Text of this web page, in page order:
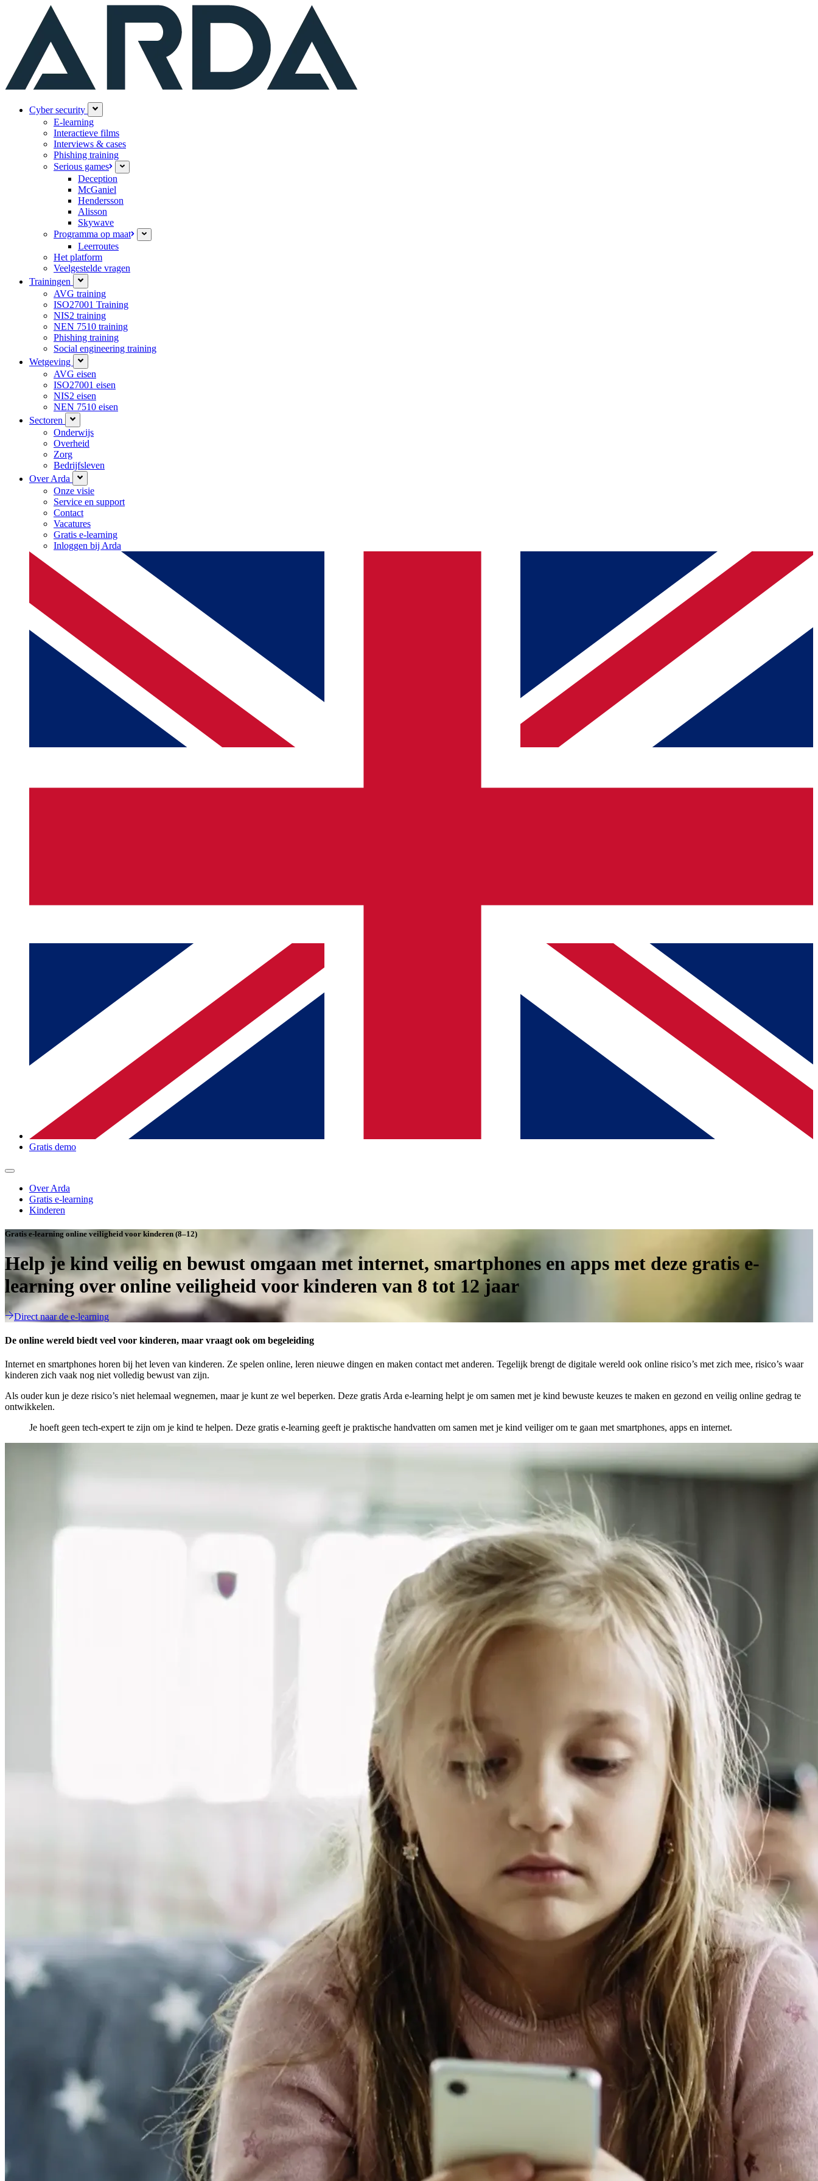
Cyber security
E-learning
Interactieve films
Interviews & cases
Phishing training
Serious games
Deception
McGaniel
Hendersson
Alisson
Skywave
Programma op maat
Leerroutes
Het platform
Veelgestelde vragen
Trainingen
AVG training
ISO27001 Training
NIS2 training
NEN 7510 training
Phishing training
Social engineering training
Wetgeving
AVG eisen
ISO27001 eisen
NIS2 eisen
NEN 7510 eisen
Sectoren
Onderwijs
Overheid
Zorg
Bedrijfsleven
Over Arda
Onze visie
Service en support
Contact
Vacatures
Gratis e-learning
Inloggen bij Arda
Gratis demo
Over Arda
Gratis e-learning
Kinderen
Gratis e-learning online veiligheid voor kinderen (8–12)
Help je kind veilig en bewust omgaan met internet, smartphones en apps met deze gratis e-
learning over online veiligheid voor kinderen van 8 tot 12 jaar
Direct naar de e-learning
De online wereld biedt veel voor kinderen, maar vraagt ook om begeleiding
Internet en smartphones horen bij het leven van kinderen. Ze spelen online, leren nieuwe dingen en maken contact met anderen. Tegelijk brengt de digitale wereld ook online risico’s met zich mee, risico’s waar
kinderen zich vaak nog niet volledig bewust van zijn.
Als ouder kun je deze risico’s niet helemaal wegnemen, maar je kunt ze wel beperken. Deze gratis Arda e-learning helpt je om samen met je kind bewuste keuzes te maken en gezond en veilig online gedrag te
ontwikkelen.
Je hoeft geen tech-expert te zijn om je kind te helpen. Deze gratis e-learning geeft je praktische handvatten om samen met je kind veiliger om te gaan met smartphones, apps en internet.